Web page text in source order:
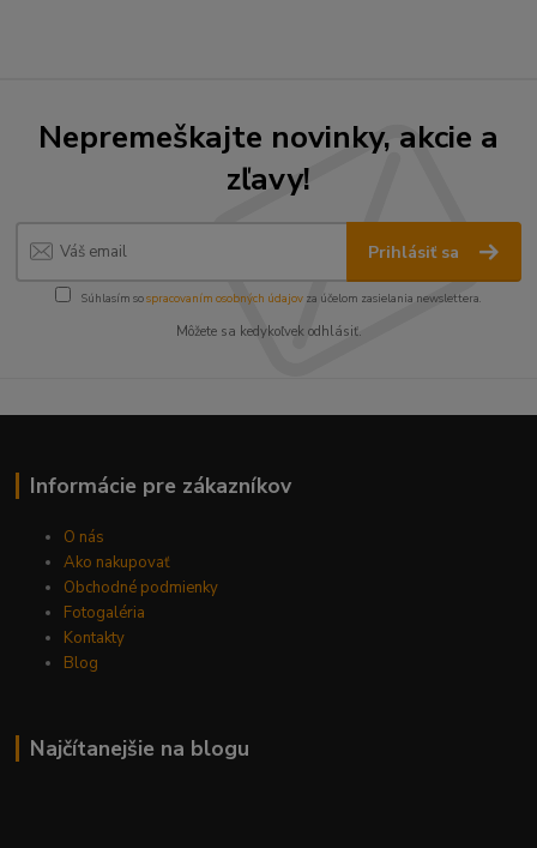
Nepremeškajte novinky, akcie a
zľavy!
Prihlásiť sa
Súhlasím sospracovaním osobných údajov za účelom zasielania newslettera.
Môžete sa kedykoľvek odhlásiť.
Informácie pre zákazníkov
O nás
Ako nakupovať
Obchodné podmienky
Fotogaléria
Kontakty
Blog
Najčítanejšie na blogu